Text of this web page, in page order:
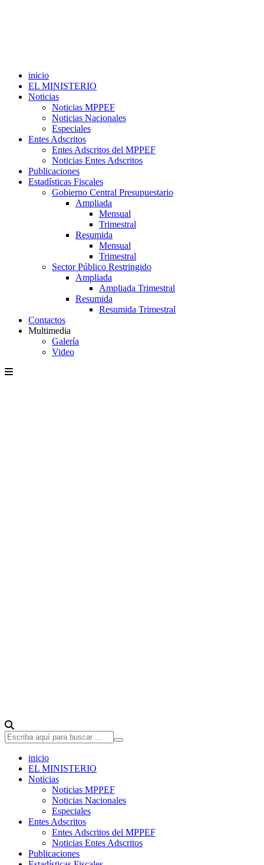
inicio
EL MINISTERIO
Noticias
Noticias MPPEF
Noticias Nacionales
Especiales
Entes Adscritos
Entes Adscritos del MPPEF
Noticias Entes Adscritos
Publicaciones
Estadísticas Fiscales
Gobierno Central Presupuestario
Ampliada
Mensual
Trimestral
Resumida
Mensual
Trimestral
Sector Público Restringido
Ampliada
Ampliada Trimestral
Resumida
Resumida Trimestral
Contactos
Multimedia
Galería
Video
inicio
EL MINISTERIO
Noticias
Noticias MPPEF
Noticias Nacionales
Especiales
Entes Adscritos
Entes Adscritos del MPPEF
Noticias Entes Adscritos
Publicaciones